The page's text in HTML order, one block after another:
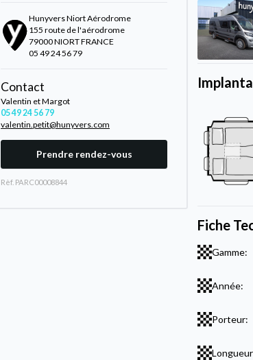
Hunyvers Niort Aérodrome
155 route de l'aérodrome
79000 NIORT FRANCE
05 49 24 56 79
Contact
Valentin et Margot
05 49 24 56 79
valentin.petit@hunyvers.com
Prendre rendez-vous
Rèf. PARC00008844
Fiche
Gamme:
Année:
Porteur: